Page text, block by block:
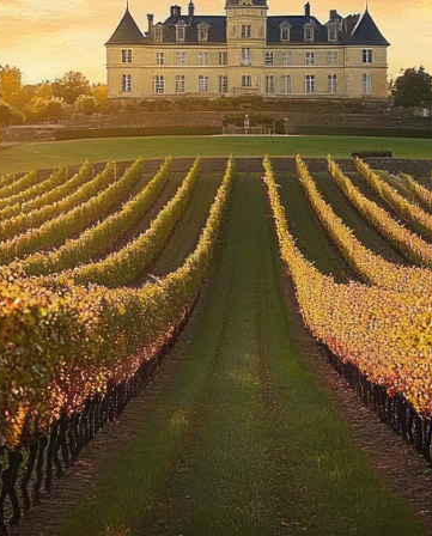
naturale con la classica densità di
Brigitte ha interiorizzato fin
un’altra pietra miliare nel suo
è entrato a far parte
chiaro: “I nostri vini devono
del Domaine Berthelemot dimostra
promessa viene mantenuta.